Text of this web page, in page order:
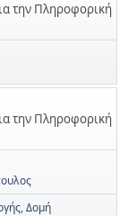
την Πληροφορική
την Πληροφορική
Δομή